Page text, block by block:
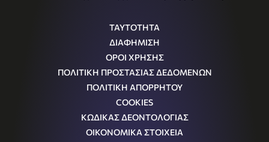
ΤΑΥΤΟΤΗΤΑ
ΔΙΑΦΗΜΙΣΗ
ΟΡΟΙ ΧΡΗΣΗΣ
ΠΟΛΙΤΙΚΗ ΠΡΟΣΤΑΣΙΑΣ ΔΕΔΟΜΕΝΩΝ
ΠΟΛΙΤΙΚΗ ΑΠΟΡΡΗΤΟΥ
COOKIES
ΚΩΔΙΚΑΣ ΔΕΟΝΤΟΛΟΓΙΑΣ
ΟΙΚΟΝΟΜΙΚΑ ΣΤΟΙΧΕΙΑ